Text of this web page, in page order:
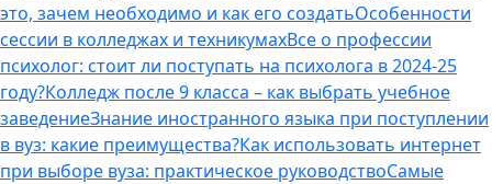
это, зачем необходимо и как его создатьОсобенности
сессии в колледжах и техникумахВсе о профессии
психолог: стоит ли поступать на психолога в 2024-25
году?Колледж после 9 класса – как выбрать учебное
заведениеЗнание иностранного языка при поступлении
в вуз: какие преимущества?Как использовать интернет
при выборе вуза: практическое руководствоСамые